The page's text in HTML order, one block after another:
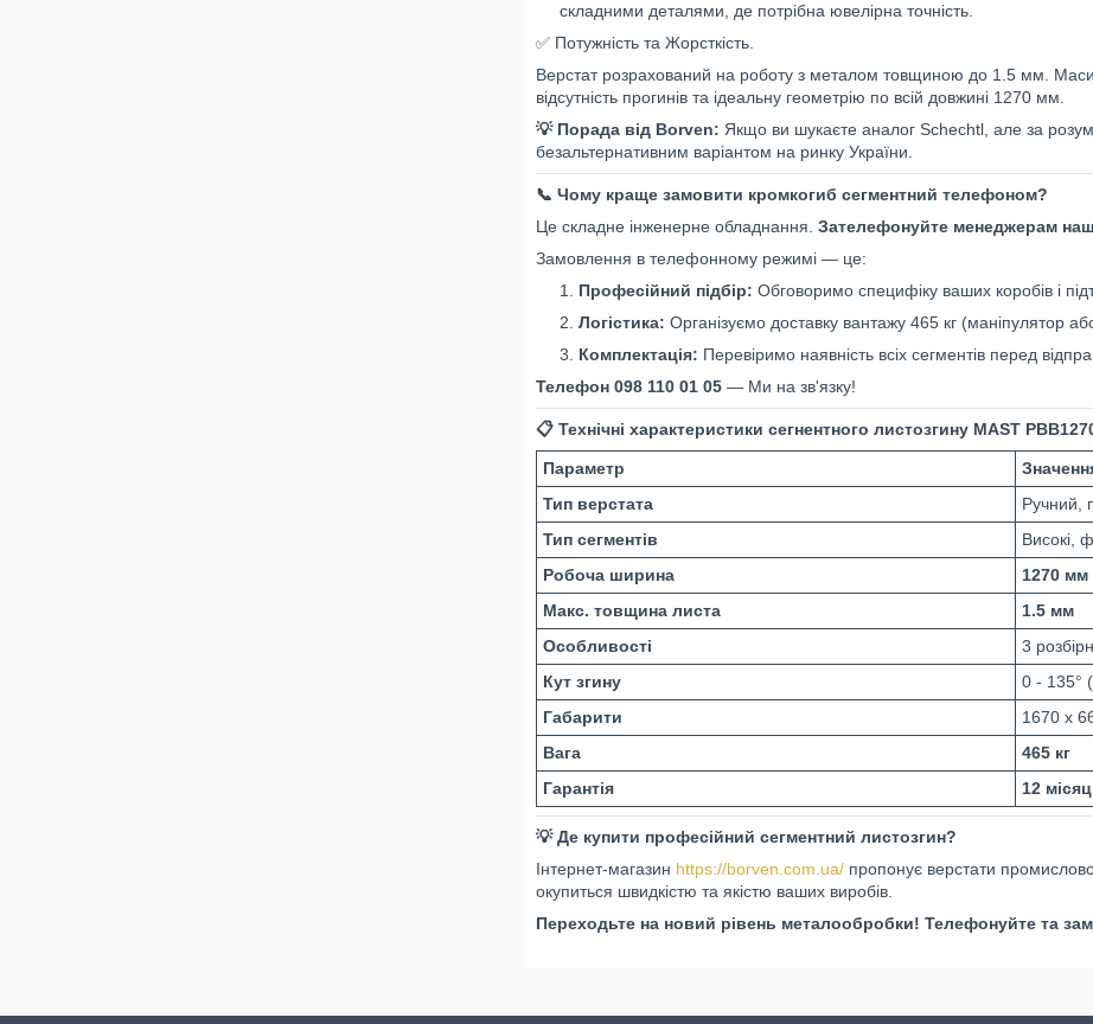
складними деталями, де потрібна ювелірна точність.
✅ Потужність та Жорсткість.
Верстат розрахований на роботу з металом товщиною до 1.5 мм.
відсутність прогинів та ідеальну геометрію по всій довжині 1270 мм.
💡 Порада від Borven: Якщо ви шукаєте аналог Schechtl, але за
безальтернативним варіантом на ринку України.
📞 Чому краще замовити кромкогиб сегментний телефоном?
Це складне інженерне обладнання. Зателефонуйте менеджерам
Замовлення в телефонному режимі — це:
Професійний підбір: Обговоримо специфіку ваших коробів і
Логістика: Організуємо доставку вантажу 465 кг (маніпулятор
Комплектація: Перевіримо наявність всіх сегментів перед
Телефон 098 110 01 05 — Ми на зв'язку!
📋 Технічні характеристики сегнентного листозгину MAST
Параметр
Тип верстата
Ручний,
Тип сегментів
Високі,
Робоча ширина
1270 мм
Макс. товщина листа
1.5 мм
Особливості
3
Кут згину
0 - 135°
Габарити
1670 x
Вага
465 кг
Гарантія
12
💡 Де купити професійний сегментний листозгин?
Інтернет-магазин https://borven.com.ua/ пропонує верстати
окупиться швидкістю та якістю ваших виробів.
Переходьте на новий рівень металообробки! Телефонуйте та